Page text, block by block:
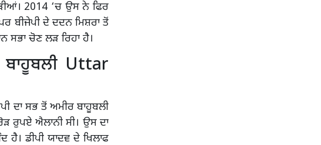
2014 ‘ਚ ਉਸ ਨੇ ਫਿਰ
ਬੀਜੇਪੀ ਦੇ ਦਦਨ ਮਿਸ਼ਰਾ ਤੋਂ
ਸਭਾ ਚੋਣ ਲੜ ਰਿਹਾ ਹੈ।
Uttar
ਦਾ ਸਭ ਤੋਂ ਅਮੀਰ ਬਾਹੂਬਲੀ
ਰੁਪਏ ਐਲਾਨੀ ਸੀ। ਉਸ ਦਾ
ਹੈ। ਡੀਪੀ ਯਾਦਵ ਦੇ ਖਿਲਾਫ